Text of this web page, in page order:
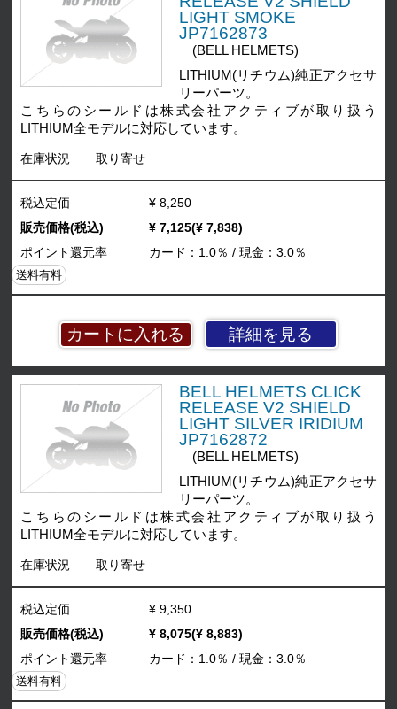
LIGHT SMOKE
JP7162873
(BELL HELMETS)
LITHIUM(リチウム)純正アクセサ
リーパーツ。
こちらのシールドは株式会社アクティブが取り扱う
LITHIUM全モデルに対応しています。
在庫状況 取り寄せ
詳細を見る
税込定価
¥ 8,250
販売価格(税込)
¥ 7,125(¥ 7,838)
ポイント還元率
カード：1.0％ / 現金：3.0％
送料有料
BELL HELMETS CLICK
RELEASE V2 SHIELD
LIGHT SILVER IRIDIUM
JP7162872
(BELL HELMETS)
LITHIUM(リチウム)純正アクセサ
リーパーツ。
こちらのシールドは株式会社アクティブが取り扱う
LITHIUM全モデルに対応しています。
在庫状況 取り寄せ
税込定価
¥ 9,350
販売価格(税込)
¥ 8,075(¥ 8,883)
ポイント還元率
カード：1.0％ / 現金：3.0％
送料有料